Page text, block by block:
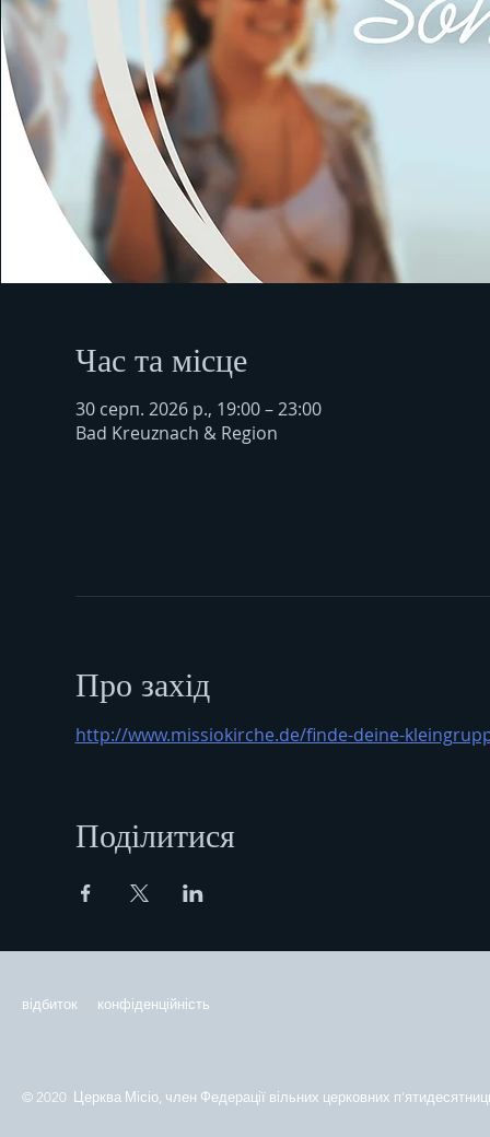
Час та місце
30 серп. 2026 р., 19:00 – 23:00
Bad Kreuznach & Region
Про захід
http://www.missiokirche.de/finde-deine-
Поділитися
відбиток конфіденційність
© 2020 Церква Місіо, член Федерації вільних церковних